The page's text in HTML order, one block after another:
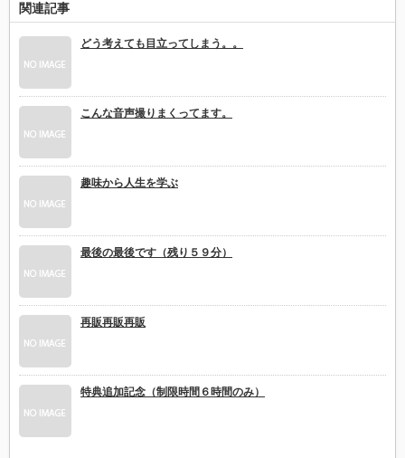
関連記事
どう考えても目立ってしまう。。
こんな音声撮りまくってます。
趣味から人生を学ぶ
最後の最後です（残り５９分）
再販再販再販
特典追加記念（制限時間６時間のみ）